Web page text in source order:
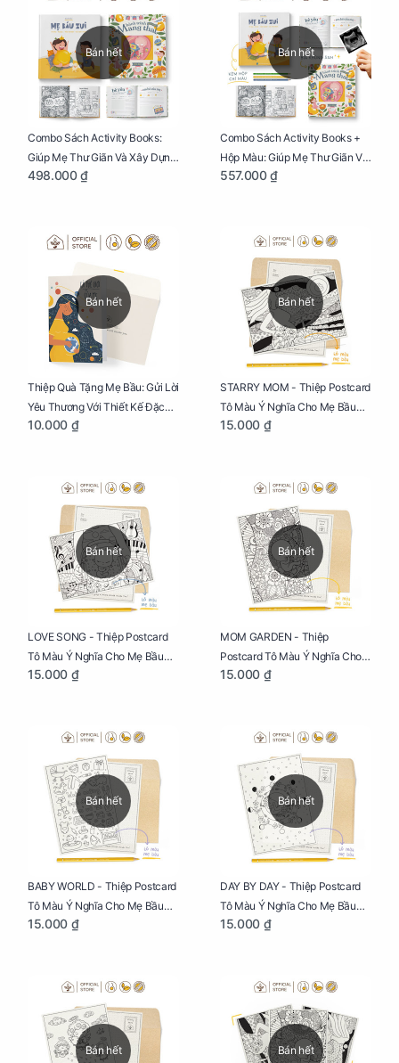
Bán hết
Combo Sách Activity Books:
Giúp Mẹ Thư Giãn Và Xây Dựng
Thai Kỳ Chu Đáo
498.000 ₫
Bán hết
Combo Sách Activity Books +
Hộp Màu: Giúp Mẹ Thư Giãn Và
Xây Dựng Thai Kỳ Chu Đáo
557.000 ₫
Bán hết
Thiệp Quà Tặng Mẹ Bầu: Gửi Lời
Yêu Thương Với Thiết Kế Đặc
Biệt Dành Riêng Cho Mẹ Bầu
10.000 ₫
Bán hết
STARRY MOM - Thiệp Postcard
Tô Màu Ý Nghĩa Cho Mẹ Bầu
Sáng Tạo, Thư Giãn Và Hạnh
15.000 ₫
Bán hết
LOVE SONG - Thiệp Postcard
Tô Màu Ý Nghĩa Cho Mẹ Bầu
Sáng Tạo, Thư Giãn Và Hạnh
15.000 ₫
Bán hết
MOM GARDEN - Thiệp
Postcard Tô Màu Ý Nghĩa Cho
Mẹ Bầu Sáng Tạo, Thư Giãn Và
15.000 ₫
Bán hết
BABY WORLD - Thiệp Postcard
Tô Màu Ý Nghĩa Cho Mẹ Bầu
Sáng Tạo, Thư Giãn Và Hạnh
15.000 ₫
Bán hết
DAY BY DAY - Thiệp Postcard
Tô Màu Ý Nghĩa Cho Mẹ Bầu
Sáng Tạo, Thư Giãn Và Hạnh
15.000 ₫
Bán hết Bán hết